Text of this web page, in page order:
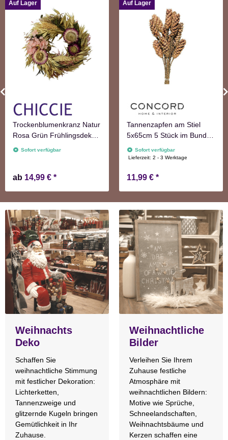
Auf Lager
Trockenblumenkranz Natur
Rosa Grün Frühlingsdeko
Blumen
Sofort verfügbar
ab 14,99 € *
Auf Lager
Tannenzapfen am Stiel
5x65cm 5 Stück im Bund
natur Adventskranzdeko
Sofort verfügbar
Lieferzeit:2 - 3 Werktage
11,99 € *
Weihnachts
Deko
Schaffen Sie
weihnachtliche Stimmung
mit festlicher Dekoration:
Lichterketten,
Tannenzweige und
glitzernde Kugeln bringen
Gemütlichkeit in Ihr
Zuhause.
Weihnachtliche
Bilder
Verleihen Sie Ihrem
Zuhause festliche
Atmosphäre mit
weihnachtlichen Bildern:
Motive wie Sprüche,
Schneelandschaften,
Weihnachtsbäume und
Kerzen schaffen eine